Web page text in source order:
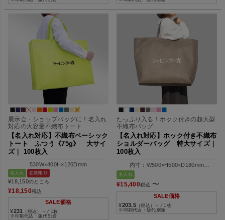
展示会・ショップバッグに！名入れ
対応の大容量不織布トート
【名入れ対応】不織布ベーシック
トート ふつう《75g》 大サイ
ズ｜ 100枚入
530W×400H×120Dmm
名入れ 在庫限り
¥18,150のところ
¥18,150税込
SALE価格
¥231
（税込）～ ⁄ 1枚
※印刷代込・版代別途
たっぷり入る！ホック付きの超大型
不織布バッグ
【名入れ対応】ホック付き不織布
ショルダーバッグ 特大サイズ｜
100枚入
内寸：W500×H500×D180mm
外寸：W680×H500×D180mm
名入れ
¥15,400税込 〜
SALE価格
¥203.5 （税込）～ ⁄ 1枚
※印刷代込・版代別途